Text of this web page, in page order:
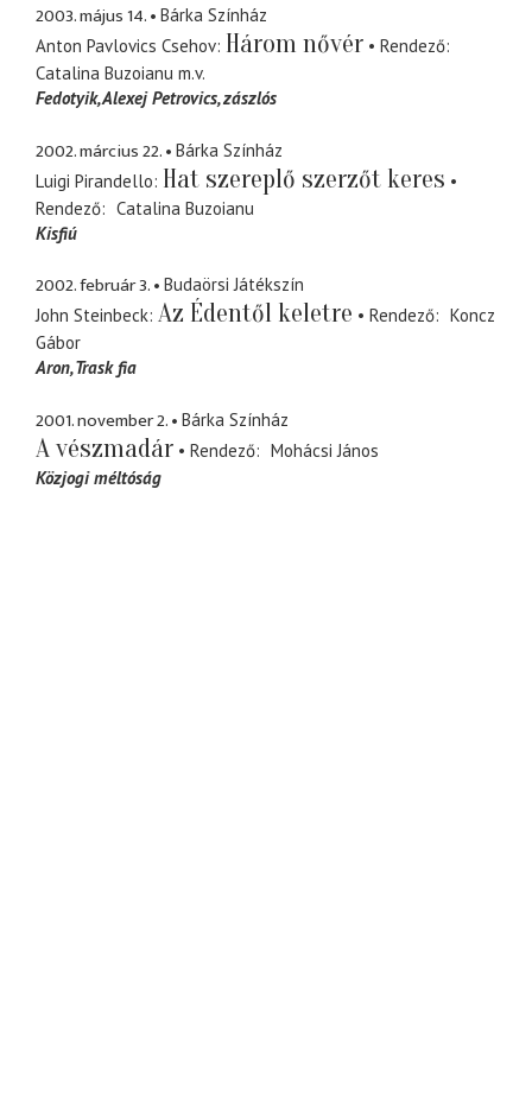
2003. május 14.
Bárka Színház
Anton Pavlovics Csehov Három nővér
Rendező
Catalina Buzoianu m.v.
Fedotyik, Alexej Petrovics zászlós
2002. március 22.
Bárka Színház
Luigi Pirandello Hat szereplő szerzőt keres
Rendező
Catalina Buzoianu
Kisfiú
2002. február 3.
Budaörsi Játékszín
John Steinbeck Az Édentől keletre Rendező
Koncz
Gábor
Aron Trask fia
2001. november 2. Bárka Színház
A vészmadár Rendező
Mohácsi János
Közjogi méltóság